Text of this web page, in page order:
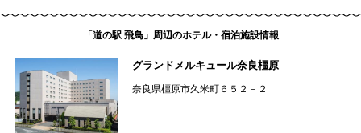
「道の駅 飛鳥」周辺のホテル・宿泊施設情報
グランドメルキュール奈良橿原
奈良県橿原市久米町６５２－２